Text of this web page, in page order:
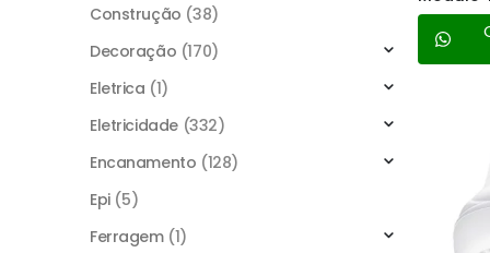
Construção (38)
Decoração (170)
Eletrica (1)
Eletricidade (332)
Encanamento (128)
Epi (5)
Ferragem (1)